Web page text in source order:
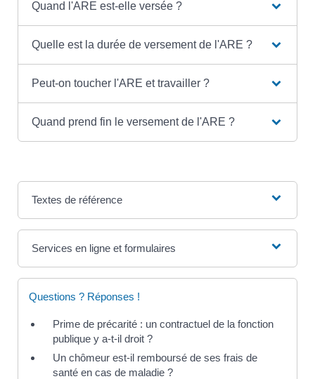
Quand l'ARE est-elle versée ?
Quelle est la durée de versement de l'ARE ?
Peut-on toucher l'ARE et travailler ?
Quand prend fin le versement de l'ARE ?
Textes de référence
Services en ligne et formulaires
Questions ? Réponses !
Prime de précarité : un contractuel de la fonction
publique y a-t-il droit ?
Un chômeur est-il remboursé de ses frais de
santé en cas de maladie ?